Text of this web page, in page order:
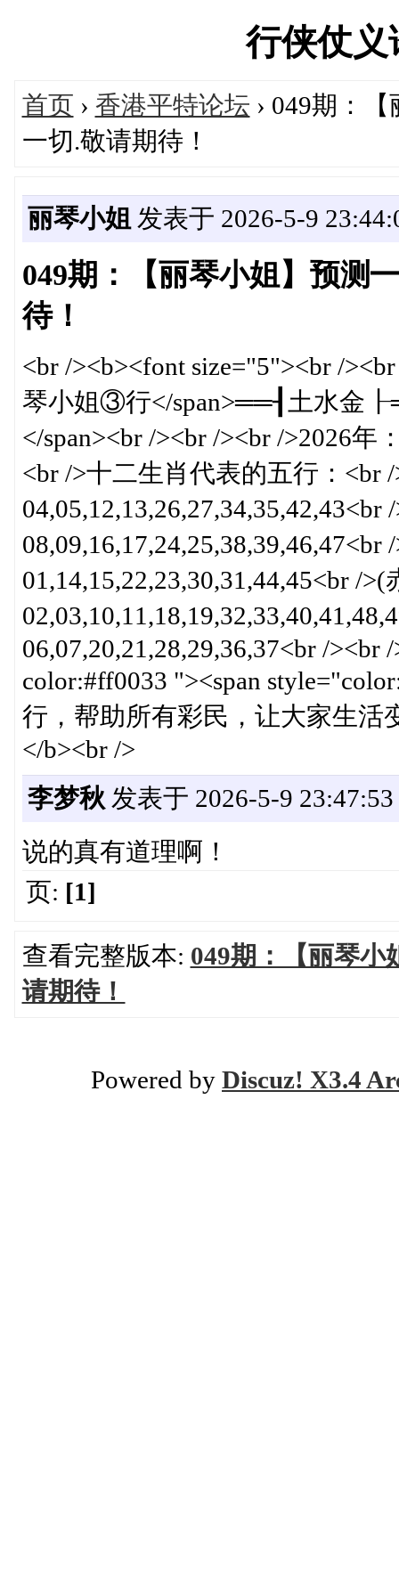
行侠仗
首页 › 香港平特论坛 › 049期：
一切.敬请期待！
丽琴小姐 发表于 2026-5-9
049期：【丽琴小姐】预
待！
<br /><b><font size="5"><br /
琴小姐③行</span>══┨土水金
</span><br /><br /><br />2026
<br />十二生肖代表的五行：<br
04,05,12,13,26,27,34,35,42,43<br
08,09,16,17,24,25,38,39,46,47<br
01,14,15,22,23,30,31,44,45<br /
06,07,20,21,28,29,36,37<br /><br
color:#ff0033 "><span
行，帮助所有彩民，让大家生活
</b><br />
李梦秋 发表于 2026-5-9 23:47:53
说的真有道理啊！
页: [1]
查看完整版本: 049期：【丽琴
请期待！
Powered by Discuz! X3.4